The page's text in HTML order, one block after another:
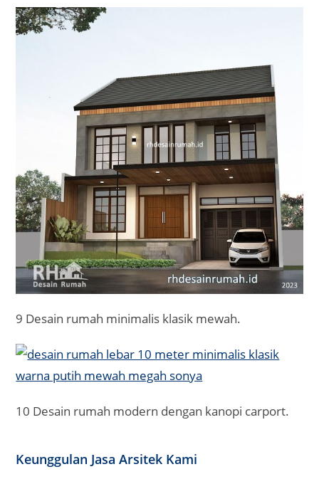
9 Desain rumah minimalis klasik mewah.
10 Desain rumah modern dengan kanopi carport.
Keunggulan Jasa Arsitek Kami